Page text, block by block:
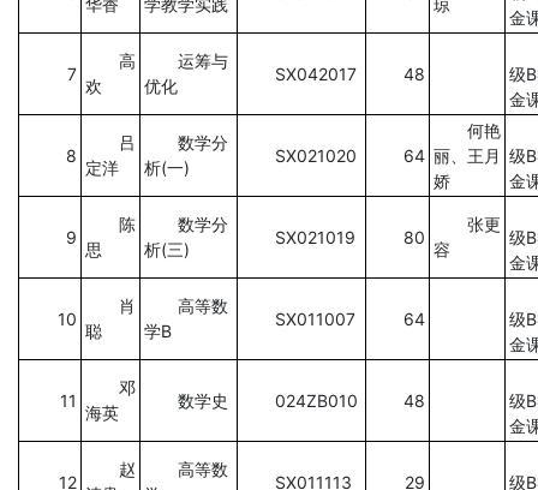
华香
学教学实践
琼
金
7
高
欢
运筹与
优化
SX042017 48
级
金
8
吕
定洋
数学分
析(一)
SX021020 64
何艳
丽、王月
娇
级
金
9
陈
思
数学分
析(三)
SX021019 80
张更
容
级
金
10
肖
聪
高等数
学B
SX011007 64
级
金
11
邓
海英
数学史 024ZB010 48
级
金
12
赵
高等数
SX011113 29
级